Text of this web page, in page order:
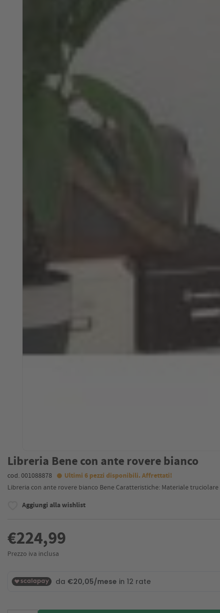
Libreria Bene con ante rovere bianco
cod. 001088878 Ultimi 6 pezzi disponibili. Affrettati!
Libreria con ante rovere bianco Bene Caratteristiche: Materiale
Aggiungi alla wishlist
€224,99
Prezzo iva inclusa